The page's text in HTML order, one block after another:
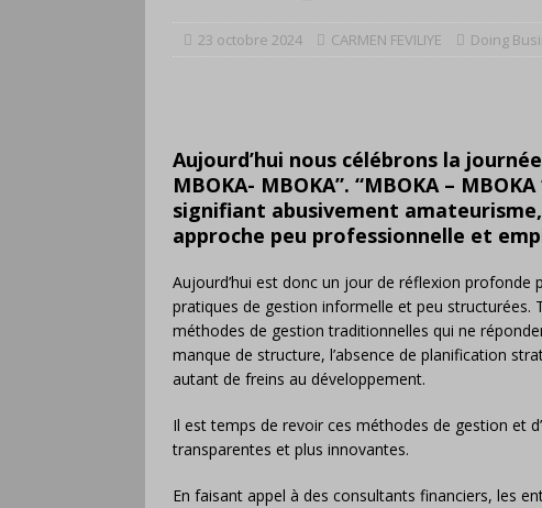
23 octobre 2024 CARMEN FEVILIYE Doing
Aujourd’hui nous célébrons la
MBOKA- MBOKA”. “MBOKA –
signifiant abusivement
approche peu professionnelle et
Aujourd’hui est donc un jour de réflexion profonde
pratiques de gestion informelle et peu
méthodes de gestion traditionnelles qui ne
manque de structure, l’absence de planification
autant de freins au développement.
Il est temps de revoir ces méthodes de gestion et
transparentes et plus innovantes.
En faisant appel à des consultants financiers, les